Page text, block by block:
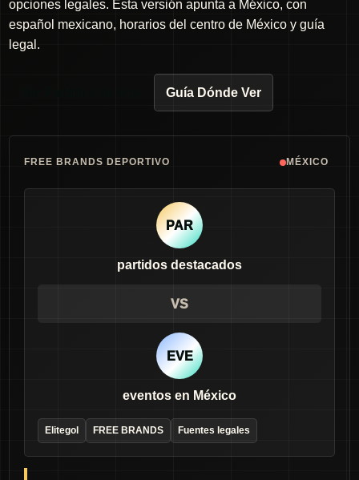
opciones legales. Esta versión apunta a México, con
español mexicano, horarios del centro de México y guía
legal.
Guía Dónde Ver
FREE BRANDS DEPORTIVO MÉXICO
PAR
partidos destacados
VS
EVE
eventos en México
Elitegol FREE BRANDS Fuentes legales